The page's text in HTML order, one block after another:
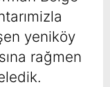
yeniköy
rağmen